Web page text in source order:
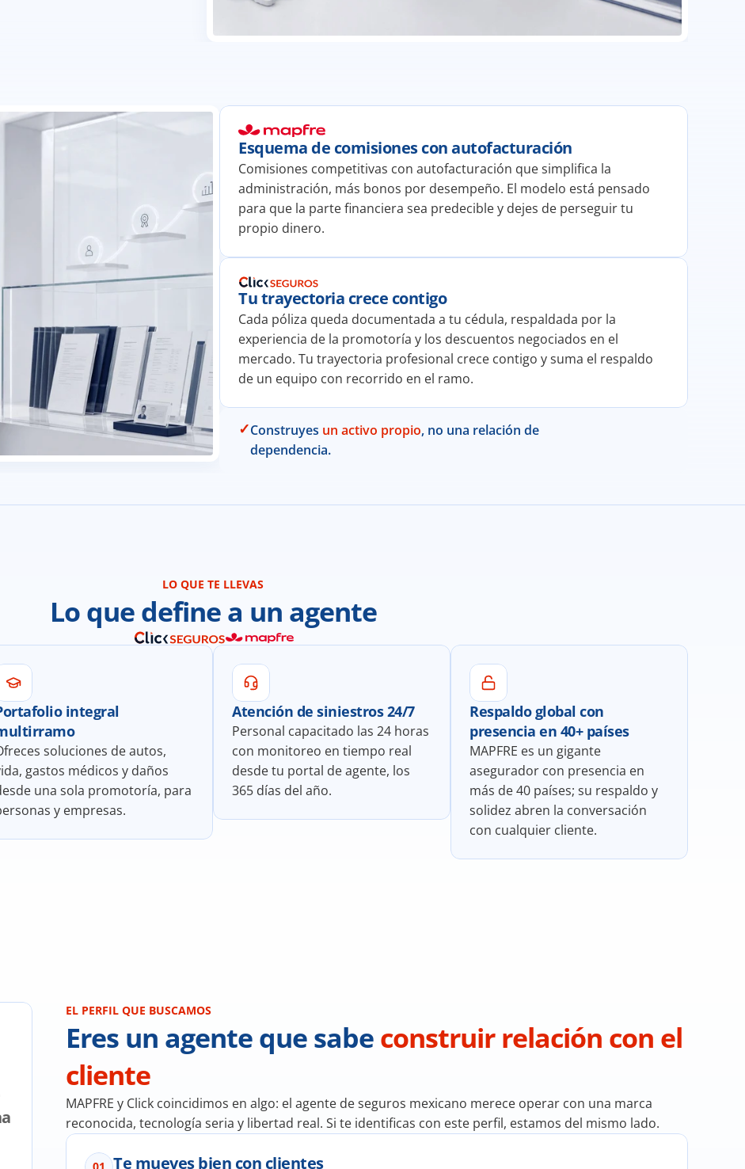
Esquema de comisiones con autofacturación
Comisiones competitivas con autofacturación que simplifica la
administración, más bonos por desempeño. El modelo está pensado
para que la parte financiera sea predecible y dejes de perseguir tu
propio dinero.
Tu trayectoria crece contigo
Cada póliza queda documentada a tu cédula, respaldada por la
experiencia de la promotoría y los descuentos negociados en el
mercado. Tu trayectoria profesional crece contigo y suma el respaldo
de un equipo con recorrido en el ramo.
✓Construyes un activo propio, no una relación de
dependencia.
LO QUE TE LLEVAS
Lo que define a un agente
integral
soluciones de autos,
gastos médicos y daños
una sola promotoría, para
y empresas.
Atención de siniestros 24/7
Personal capacitado las 24 horas
con monitoreo en tiempo real
desde tu portal de agente, los
365 días del año.
Respaldo global con
presencia en 40+ países
MAPFRE es un gigante
asegurador con presencia en
más de 40 países; su respaldo y
solidez abren la conversación
con cualquier cliente.
EL PERFIL QUE BUSCAMOS
Eres un agente que sabe construir relación con el
cliente
MAPFRE y Click coincidimos en algo: el agente de seguros mexicano merece operar con una marca
reconocida, tecnología seria y libertad real. Si te identificas con este perfil, estamos del mismo lado.
Te mueves bien con clientes